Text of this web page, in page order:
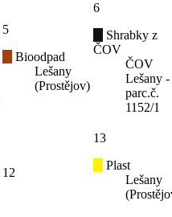
5
Bioodpad
Lešany
(Prostějov)
6
Shrabky z
ČOV
ČOV
Lešany -
parc.č.
1152/1
12
13
Plast
Lešany